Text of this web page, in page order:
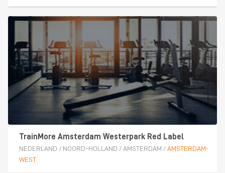
TrainMore Amsterdam Westerpark Red Label
NEDERLAND / NOORD-HOLLAND / AMSTERDAM / AMSTERDAM-
WEST